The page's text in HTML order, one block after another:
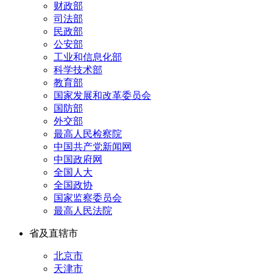
财政部
司法部
民政部
公安部
工业和信息化部
科学技术部
教育部
国家发展和改革委员会
国防部
外交部
最高人民检察院
中国共产党新闻网
中国政府网
全国人大
全国政协
国家监察委员会
最高人民法院
省及直辖市
北京市
天津市